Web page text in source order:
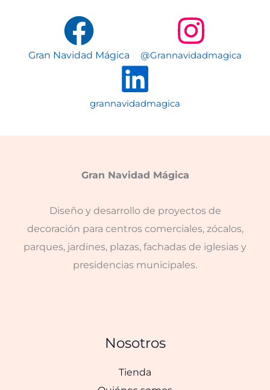
Gran Navidad Mágica @Grannavidadmagica
grannavidadmagica
Gran Navidad Mágica
Diseño y desarrollo de proyectos de
decoración para centros comerciales, zócalos,
parques, jardines, plazas, fachadas de iglesias y
presidencias municipales.
Nosotros
Tienda